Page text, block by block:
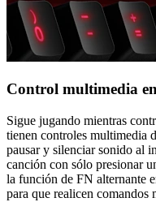
Control multimedia
Sigue jugando mientras
tienen controles multimedia
pausar y silenciar sonido al
canción con sólo presionar
la función de FN alternante
para que realicen comandos